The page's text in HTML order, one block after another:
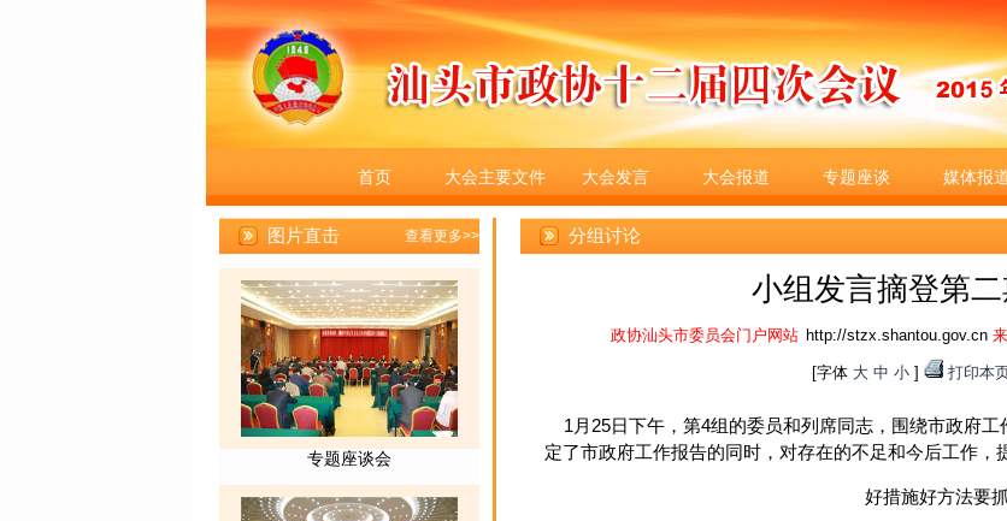
首页 大会主要文件 大会发言 大会报道 专题座谈 媒体报
分组讨论
小组发言摘登第二
政协汕头市委员会门户网站 http://stzx.shantou.gov.cn
[字体 大 中 小 ] 打印本
1月25日下午，第4组的委员和列席同志，围绕市政府
定了市政府工作报告的同时，对存在的不足和今后工作，
好措施好方法要